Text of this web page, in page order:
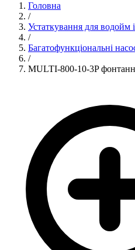
Головна
/
Устаткування для водойм
/
Багатофункціональні
/
MULTI-800-10-3P